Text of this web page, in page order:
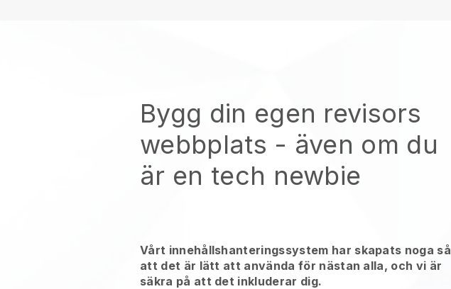
Bygg din egen revisors
webbplats - även om du
är en tech newbie
Vårt innehållshanteringssystem har skapats noga så
att det är lätt att använda för nästan alla, och vi är
säkra på att det inkluderar dig.